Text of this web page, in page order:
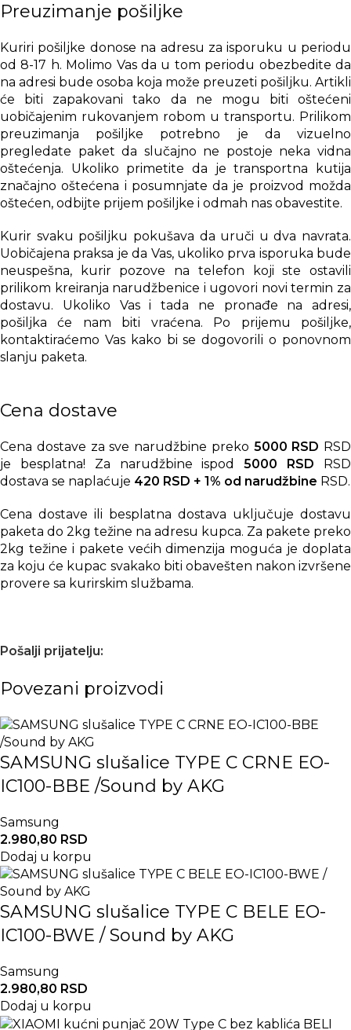
Preuzimanje pošiljke
Kuriri pošiljke donose na adresu za isporuku u periodu
od 8-17 h. Molimo Vas da u tom periodu obezbedite da
na adresi bude osoba koja može preuzeti pošiljku. Artikli
će biti zapakovani tako da ne mogu biti oštećeni
uobičajenim rukovanjem robom u transportu. Prilikom
preuzimanja pošiljke potrebno je da vizuelno
pregledate paket da slučajno ne postoje neka vidna
oštećenja. Ukoliko primetite da je transportna kutija
značajno oštećena i posumnjate da je proizvod možda
oštećen, odbijte prijem pošiljke i odmah nas obavestite.
Kurir svaku pošiljku pokušava da uruči u dva navrata.
Uobičajena praksa je da Vas, ukoliko prva isporuka bude
neuspešna, kurir pozove na telefon koji ste ostavili
prilikom kreiranja narudžbenice i ugovori novi termin za
dostavu. Ukoliko Vas i tada ne pronađe na adresi,
pošiljka će nam biti vraćena. Po prijemu pošiljke,
kontaktiraćemo Vas kako bi se dogovorili o ponovnom
slanju paketa.
Cena dostave
Cena dostave za sve narudžbine preko 5000 RSD RSD
je besplatna! Za narudžbine ispod5000 RSD RSD
dostava se naplaćuje 420 RSD + 1% od narudžbine RSD.
Cena dostave ili besplatna dostava uključuje dostavu
paketa do 2kg težine na adresu kupca. Za pakete preko
2kg težine i pakete većih dimenzija moguća je doplata
za koju će kupac svakako biti obavešten nakon izvršene
provere sa kurirskim službama.
Pošalji prijatelju:
Povezani proizvodi
SAMSUNG slušalice TYPE C CRNE EO-
IC100-BBE /Sound by AKG
Samsung
2.980,80 RSD
Dodaj u korpu
SAMSUNG slušalice TYPE C BELE EO-
IC100-BWE / Sound by AKG
Samsung
2.980,80 RSD
Dodaj u korpu